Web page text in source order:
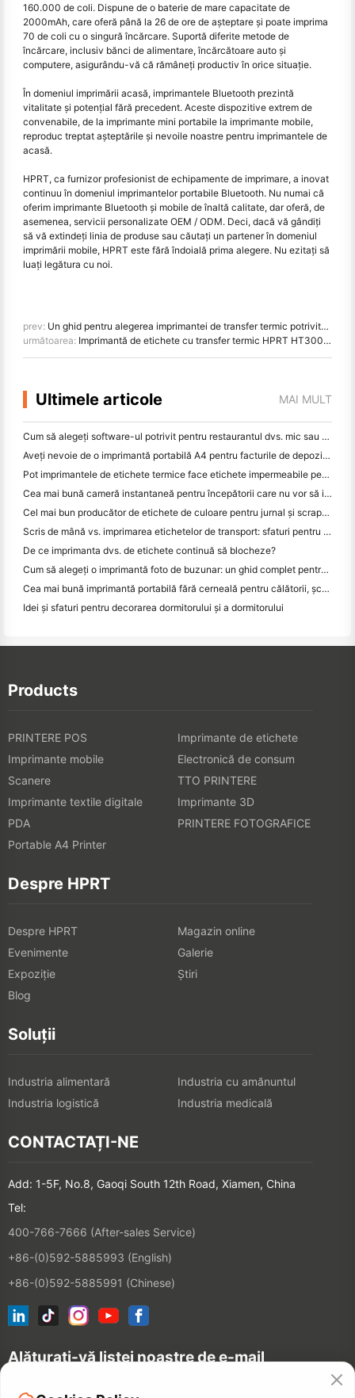
160.000 de coli. Dispune de o baterie de mare capacitate de
2000mAh, care oferă până la 26 de ore de așteptare și poate imprima
70 de coli cu o singură încărcare. Suportă diferite metode de
încărcare, inclusiv bănci de alimentare, încărcătoare auto și
computere, asigurându-vă că rămâneți productiv în orice situație.
În domeniul imprimării acasă, imprimantele Bluetooth prezintă
vitalitate și potențial fără precedent. Aceste dispozitive extrem de
convenabile, de la imprimante mini portabile la imprimante mobile,
reproduc treptat așteptările și nevoile noastre pentru imprimantele de
acasă.
HPRT, ca furnizor profesionist de echipamente de imprimare, a inovat
continuu în domeniul imprimantelor portabile Bluetooth. Nu numai că
oferim imprimante Bluetooth și mobile de înaltă calitate, dar oferă, de
asemenea, servicii personalizate OEM / ODM. Deci, dacă vă gândiți
să vă extindeți linia de produse sau căutați un partener în domeniul
imprimării mobile, HPRT este fără îndoială prima alegere. Nu ezitaţi să
luaţi legătura cu noi.
prev: Un ghid pentru alegerea imprimantei de transfer termic potrivite (TTO) pentru producția de alimente
următoarea: Imprimantă de etichete cu transfer termic HPRT HT300: Imprimare eficientă a codului QR pentru inspecția echipamentelor
Ultimele articole MAI MULT
Cum să alegeți software-ul potrivit pentru restaurantul dvs. mic sau mediu
Aveți nevoie de o imprimantă portabilă A4 pentru facturile de depozit? Ce funcționează de fapt
Pot imprimantele de etichete termice face etichete impermeabile pentru produsele de afaceri mici?
Cea mai bună cameră instantaneă pentru începătorii care nu vor să irosească hârtia
Cel mai bun producător de etichete de culoare pentru jurnal și scrapbooking: adăugați mai multe culori la fiecare pagină
Scris de mână vs. imprimarea etichetelor de transport: sfaturi pentru întreprinderile mici în 2026
De ce imprimanta dvs. de etichete continuă să blocheze?
Cum să alegeți o imprimantă foto de buzunar: un ghid complet pentru utilizatorii de jurnal, călătorii și iPhone
Cea mai bună imprimantă portabilă fără cerneală pentru călătorii, școală și lucru mobil: Hanin MT620 Pro Review
Idei și sfaturi pentru decorarea dormitorului și a dormitorului
Products
PRINTERE POS
Imprimante de etichete
Imprimante mobile
Electronică de consum
Scanere
TTO PRINTERE
Imprimante textile digitale
Imprimante 3D
PDA
PRINTERE FOTOGRAFICE
Portable A4 Printer
Despre HPRT
Despre HPRT
Magazin online
Evenimente
Galerie
Expoziţie
Știri
Blog
Soluții
Industria alimentară
Industria cu amănuntul
Industria logistică
Industria medicală
CONTACTAȚI-NE
Add: 1-5F, No.8, Gaoqi South 12th Road, Xiamen, China
Tel:
400-766-7666 (After-sales Service)
+86-(0)592-5885993 (English)
+86-(0)592-5885991 (Chinese)
Alăturați-vă listei noastre de e-mail